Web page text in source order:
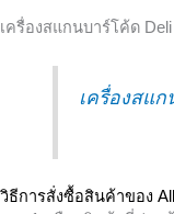
เครื่องสแกนบาร์โค้ด Deli
เครื่องสแก
วิธีการสั่งซื้อสินค้าของ